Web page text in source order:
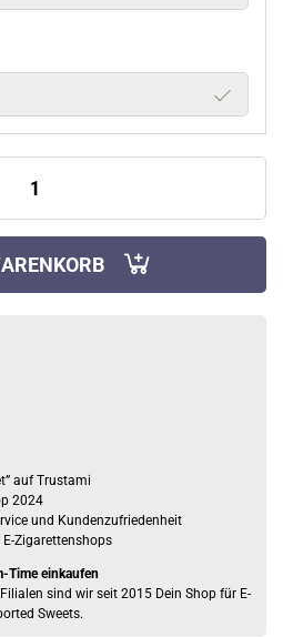
auf Trustami
2024
und Kundenzufriedenheit
Zigarettenshops
Time einkaufen
sind wir seit 2015 Dein Shop für E-
Sweets.